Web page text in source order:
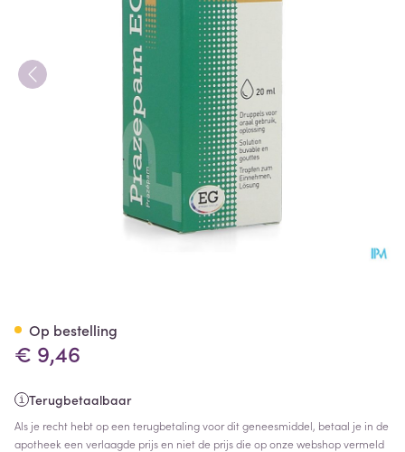
€ 9,46
Terugbetaalbaar
Als je recht hebt op een terugbetaling voor dit geneesmiddel, betaal je in de
apotheek een verlaagde prijs en niet de prijs die op onze webshop vermeld
Op bestelling